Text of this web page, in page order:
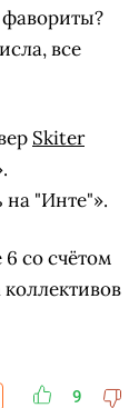
фавориты?
все
Skiter
на "Инте"».
со счётом
9
НА